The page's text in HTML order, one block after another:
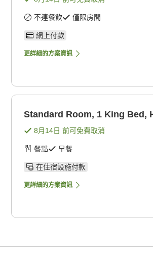
不連餐飲 僅限房間
網上付款
更詳細的方案資訊
Standard Room, 1 King Bed,
8月14日 前可免費取消
餐點 早餐
在住宿設施付款
更詳細的方案資訊